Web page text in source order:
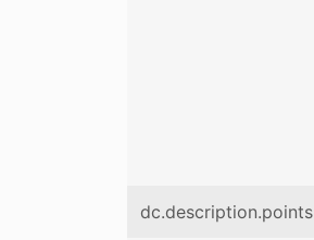
dc.description.points